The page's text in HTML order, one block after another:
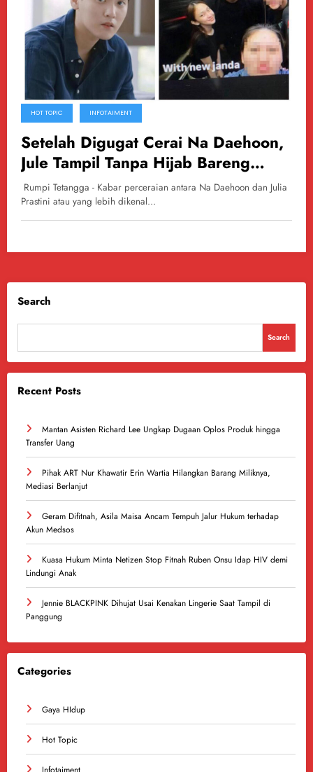
HOT TOPIC INFOTAIMENT
Setelah Digugat Cerai Na Daehoon,
Jule Tampil Tanpa Hijab Bareng
Safrie Ramadan di Dalam Lift
Rumpi Tetangga - Kabar perceraian antara Na Daehoon dan Julia
Prastini atau yang lebih dikenal…
Search
Search
Recent Posts
Mantan Asisten Richard Lee Ungkap Dugaan Oplos Produk hingga
Transfer Uang
Pihak ART Nur Khawatir Erin Wartia Hilangkan Barang Miliknya,
Mediasi Berlanjut
Geram Difitnah, Asila Maisa Ancam Tempuh Jalur Hukum terhadap
Akun Medsos
Kuasa Hukum Minta Netizen Stop Fitnah Ruben Onsu Idap HIV demi
Lindungi Anak
Jennie BLACKPINK Dihujat Usai Kenakan Lingerie Saat Tampil di
Panggung
Categories
Gaya HIdup
Hot Topic